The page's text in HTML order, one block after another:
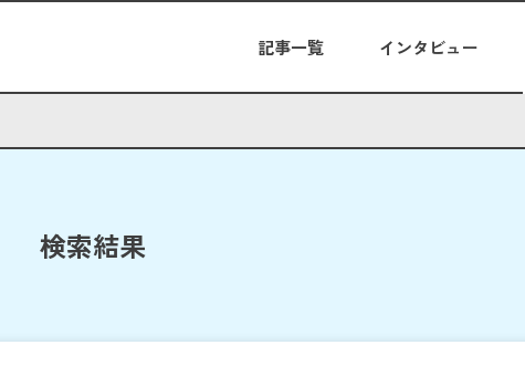
記事一覧 インタビュー
検索結果